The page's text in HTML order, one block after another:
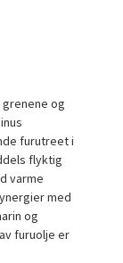
og
furutreet i
flyktig
varme
med
og
furuolje er